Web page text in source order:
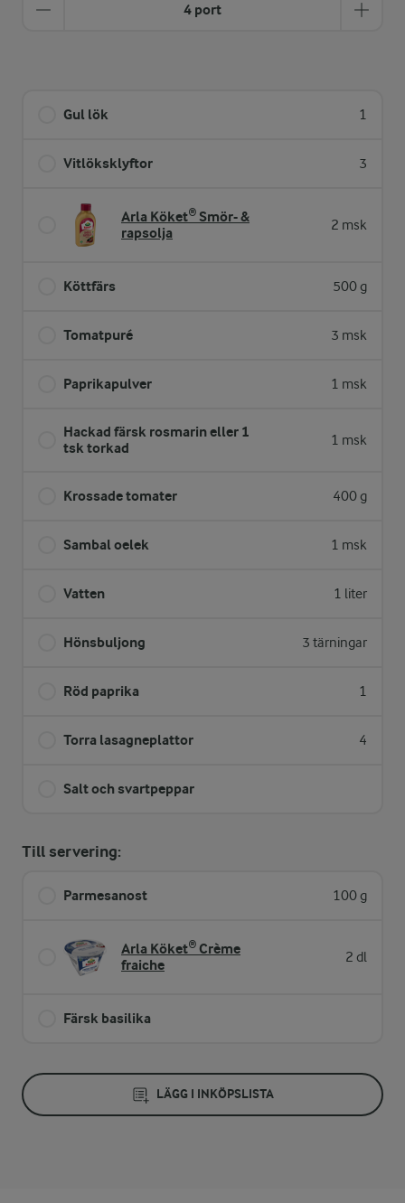
4 port
Gul lök 1
Vitlöksklyftor 3
Arla Köket® Smör- &
rapsolja
2 msk
Köttfärs 500 g
Tomatpuré 3 msk
Paprikapulver 1 msk
Hackad färsk rosmarin eller 1
tsk torkad
1 msk
Krossade tomater 400 g
Sambal oelek 1 msk
Vatten 1 liter
Hönsbuljong 3 tärningar
Röd paprika 1
Torra lasagneplattor 4
Salt och svartpeppar
Till servering:
Parmesanost 100 g
Arla Köket® Crème
fraiche
2 dl
Färsk basilika
LÄGG I INKÖPSLISTA